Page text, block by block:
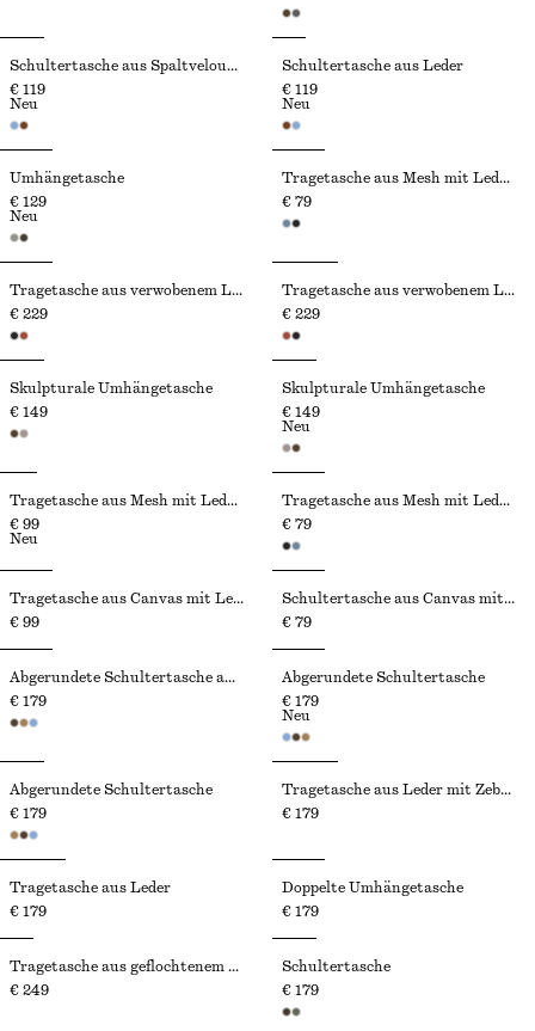
Schultertasche aus Spaltveloursleder
€ 119
Neu
Schultertasche aus Leder
€ 119
Neu
Umhängetasche
€ 129
Neu
Tragetasche aus Mesh mit Lederbesatz
€ 79
Tragetasche aus verwobenem Leder
€ 229
Tragetasche aus verwobenem Leder
€ 229
Skulpturale Umhängetasche
€ 149
Skulpturale Umhängetasche
€ 149
Neu
Tragetasche aus Mesh mit Lederdetails
€ 99
Neu
Tragetasche aus Mesh mit Lederbesatz
€ 79
Tragetasche aus Canvas mit Lederbesatz
€ 99
Schultertasche aus Canvas mit Lederbesatz
€ 79
Abgerundete Schultertasche aus Leder
€ 179
Abgerundete Schultertasche
€ 179
Neu
Abgerundete Schultertasche
€ 179
Tragetasche aus Leder mit Zebramuster
€ 179
Tragetasche aus Leder
€ 179
Doppelte Umhängetasche
€ 179
Tragetasche aus geflochtenem Leder
€ 249
Schultertasche
€ 179